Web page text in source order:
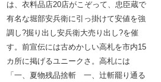
は、衣料品店20店がこぞって、忠臣蔵で
有名な堀部安兵衛に引っ掛けて安値を強
調し?掘り出し安兵衛大売り出し?を催
す。前宣伝には古めかしい高札を市内15
カ所に掲げるユニークさ。高札には
「一、夏物残品捨斬 一、辻斬罷り通る